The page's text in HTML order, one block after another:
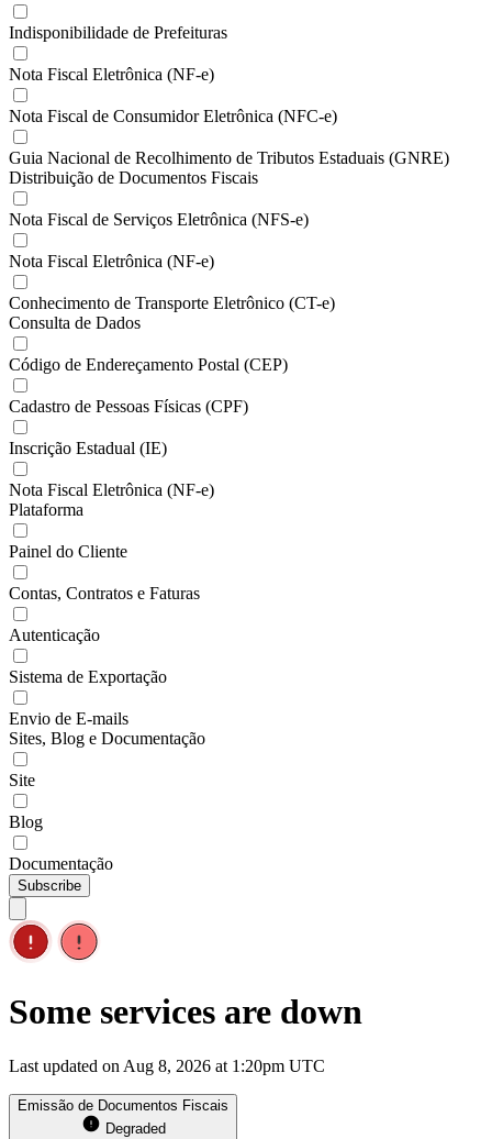
Indisponibilidade de Prefeituras
Nota Fiscal Eletrônica (NF-e)
Nota Fiscal de Consumidor Eletrônica (NFC-e)
Guia Nacional de Recolhimento de Tributos Estaduais (GNRE)
Distribuição de Documentos Fiscais
Nota Fiscal de Serviços Eletrônica (NFS-e)
Nota Fiscal Eletrônica (NF-e)
Conhecimento de Transporte Eletrônico (CT-e)
Consulta de Dados
Código de Endereçamento Postal (CEP)
Cadastro de Pessoas Físicas (CPF)
Inscrição Estadual (IE)
Nota Fiscal Eletrônica (NF-e)
Plataforma
Painel do Cliente
Contas, Contratos e Faturas
Autenticação
Sistema de Exportação
Envio de E-mails
Sites, Blog e Documentação
Site
Blog
Documentação
Subscribe
Some services are down
Last updated on Aug 8, 2026 at 1:20pm UTC
Emissão de Documentos Fiscais
Degraded